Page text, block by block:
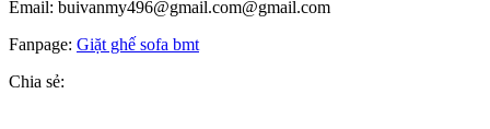
Email: buivanmy496@gmail.com@gmail.com
Fanpage: Giặt ghế sofa bmt
Chia sẻ: